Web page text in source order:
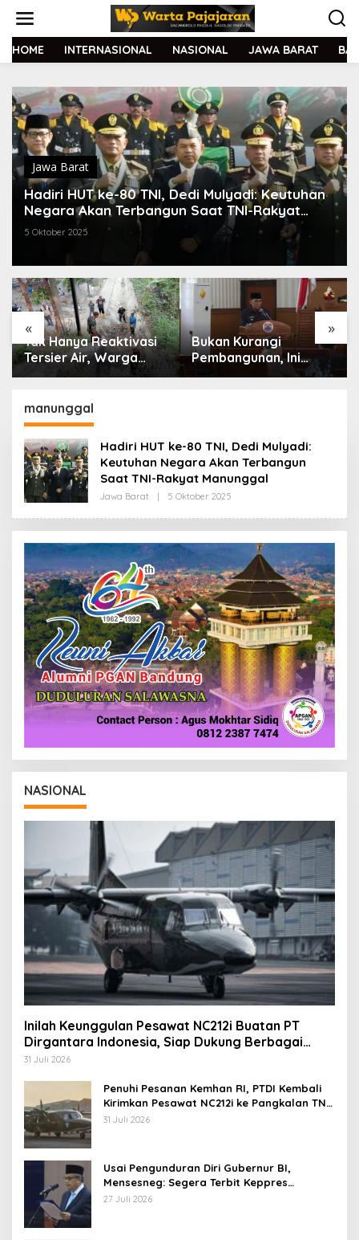
t
HOME INTERNASIONAL NASIONAL JAWA BARAT
Jawa Barat
Hadiri HUT ke-80 TNI, Dedi Mulyadi: Keutuhan
Negara Akan Terbangun Saat TNI-Rakyat
Manunggal
5 Oktober 2025
« »
Tak Hanya Reaktivasi
Tersier Air, Warga
Desa Ciburuy Inginkan
Padalarang
Bukan Kurangi
Pembangunan, Ini
Alasan Pemkot Cimahi
manunggal
Hadiri HUT ke-80 TNI, Dedi Mulyadi:
Keutuhan Negara Akan Terbangun
Saat TNI-Rakyat Manunggal
Jawa Barat 5 Oktober 2025
E
H
R
A
K
I
NASIONAL
Inilah Keunggulan Pesawat NC212i Buatan PT
Dirgantara Indonesia, Siap Dukung Berbagai
Operasi TNI
31 Juli 2026
Penuhi Pesanan Kemhan RI, PTDI Kembali
Kirimkan Pesawat NC212i ke Pangkalan TNI
AU
31 Juli 2026
Usai Pengunduran Diri Gubernur BI,
Mensesneg: Segera Terbit Keppres
Pemberhentian dengan Hormat
27 Juli 2026